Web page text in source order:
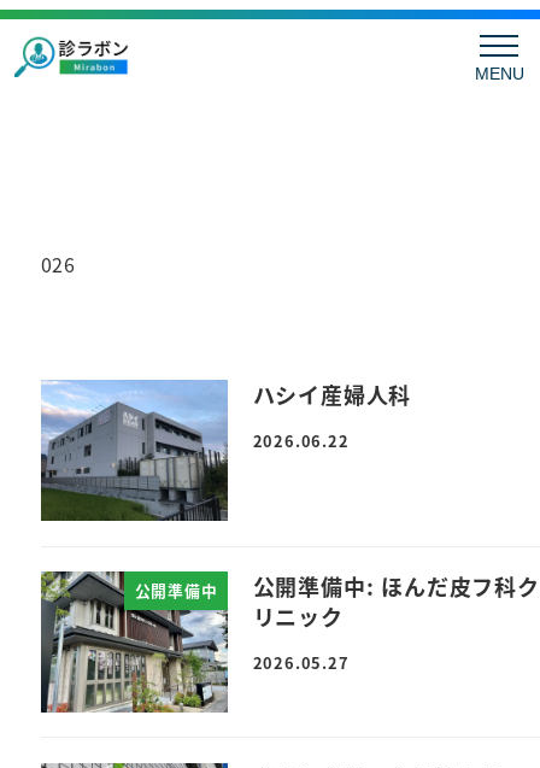
MENU
026
ハシイ産婦人科
2026.06.22
公開準備中
公開準備中: ほんだ皮フ科ク
リニック
2026.05.27